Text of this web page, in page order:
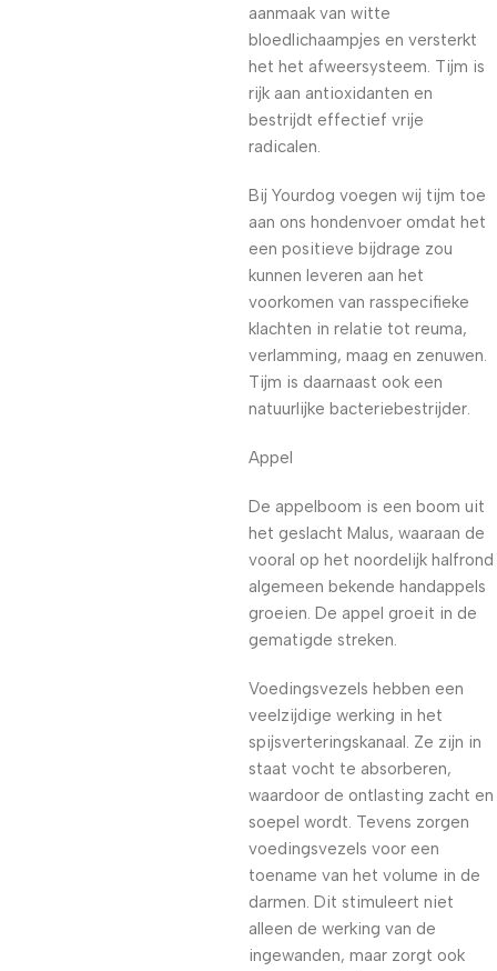
aanmaak van witte
bloedlichaampjes en versterkt
het het afweersysteem. Tijm is
rijk aan antioxidanten en
bestrijdt effectief vrije
radicalen.
Bij Yourdog voegen wij tijm toe
aan ons hondenvoer omdat het
een positieve bijdrage zou
kunnen leveren aan het
voorkomen van rasspecifieke
klachten in relatie tot reuma,
verlamming, maag en zenuwen.
Tijm is daarnaast ook een
natuurlijke bacteriebestrijder.
Appel
De appelboom is een boom uit
het geslacht Malus, waaraan de
vooral op het noordelijk halfrond
algemeen bekende handappels
groeien. De appel groeit in de
gematigde streken.
Voedingsvezels hebben een
veelzijdige werking in het
spijsverteringskanaal. Ze zijn in
staat vocht te absorberen,
waardoor de ontlasting zacht en
soepel wordt. Tevens zorgen
voedingsvezels voor een
toename van het volume in de
darmen. Dit stimuleert niet
alleen de werking van de
ingewanden, maar zorgt ook